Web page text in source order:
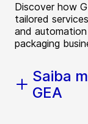
Discover how
tailored
and
packaging
Saiba
GEA